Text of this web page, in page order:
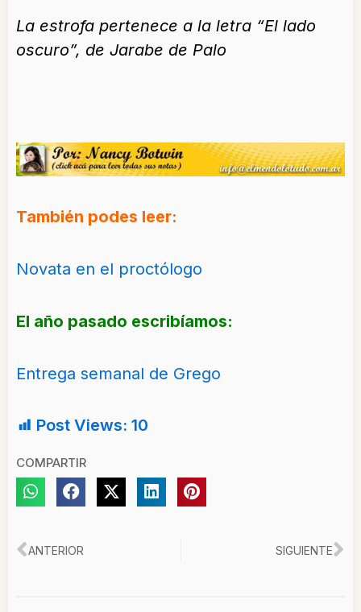
La estrofa pertenece a la letra “El lado
oscuro”, de Jarabe de Palo
También podes leer:
Novata en el proctólogo
El año pasado escribíamos:
Entrega semanal de Grego
Post Views: 10
COMPARTIR
Ant
ANTERIOR SIGUIENTE